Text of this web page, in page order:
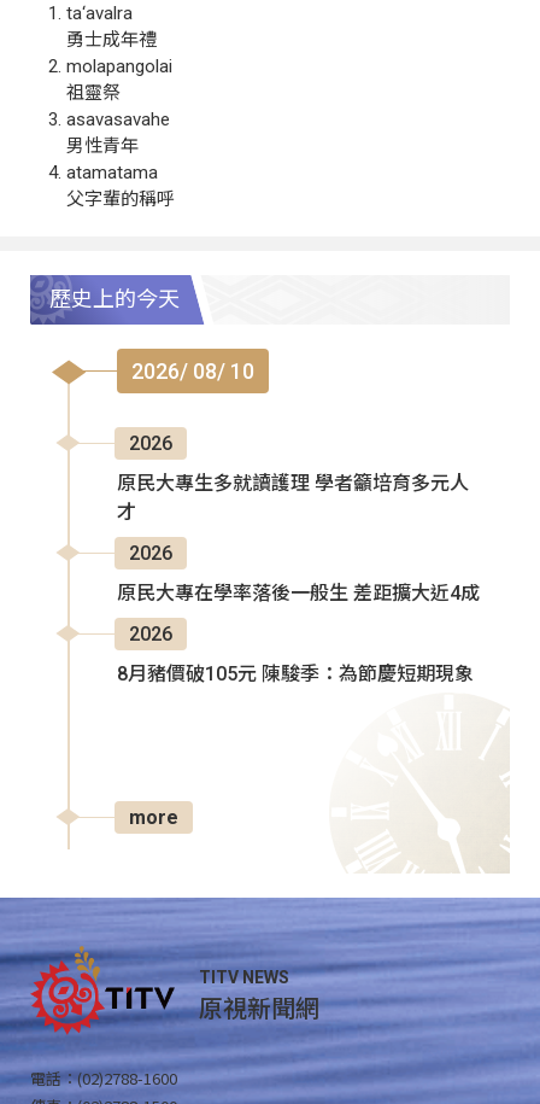
ta‘avalra
勇士成年禮
molapangolai
祖靈祭
asavasavahe
男性青年
atamatama
父字輩的稱呼
歷史上的今天
2026/ 08/ 10
2026
原民大專生多就讀護理 學者籲培育多元人
才
2026
原民大專在學率落後一般生 差距擴大近4成
2026
8月豬價破105元 陳駿季：為節慶短期現象
more
TITV NEWS
原視新聞網
電話：(02)2788-1600